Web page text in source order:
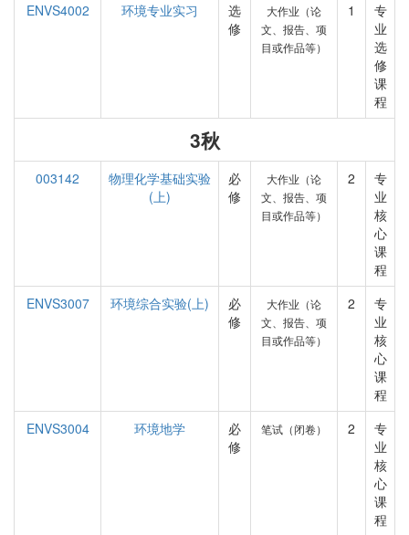
ENVS4002 环境专业实习
选
修
大作业（论
文、报告、项
目或作品等）
1
专
业
选
修
课
程
3秋
003142
物理化学基础实验
(上)
必
修
大作业（论
文、报告、项
目或作品等）
2
专
业
核
心
课
程
ENVS3007
环境综合实验(上)
必
修
大作业（论
文、报告、项
目或作品等）
2
专
业
核
心
课
程
ENVS3004
环境地学
必
修
笔试（闭卷） 2
专
业
核
心
课
程